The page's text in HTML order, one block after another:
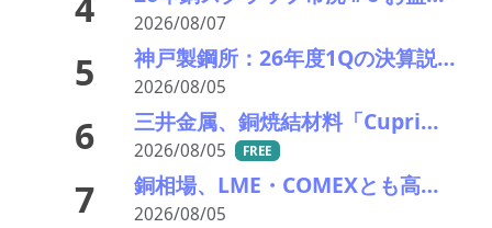
2026/08/07
5 神戸製鋼所：26年度1Qの決算説明会を開催。売上高のみ上方修正だが・・・
2026/08/05
6 三井金属、銅焼結材料「Cuprima」が初の量産採用決定
2026/08/05 FREE
7 銅相場、LME・COMEXとも高値更新 米国向け流入と中国の供給逼迫が相場押し上げ
2026/08/05